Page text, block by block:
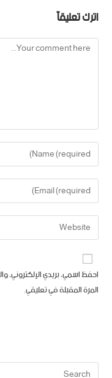
اترك تعليقاً
احفظ اسمي، بريدي
المرة المقبلة في تعليقي.